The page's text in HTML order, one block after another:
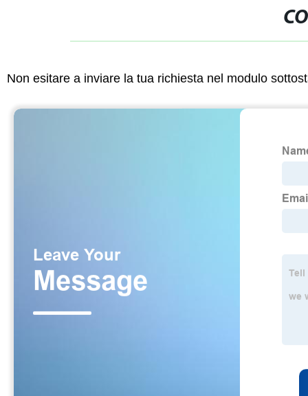
Non esitare a inviare la tua richiesta nel modulo